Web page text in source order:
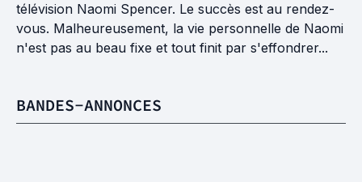
télévision Naomi Spencer. Le succès est au rendez-
vous. Malheureusement, la vie personnelle de Naomi
n'est pas au beau fixe et tout finit par s'effondrer...
BANDES-ANNONCES